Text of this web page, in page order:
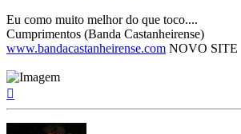
Eu como muito melhor do que toco....
Cumprimentos (Banda Castanheirense)
www.bandacastanheirense.com NOVO SITE